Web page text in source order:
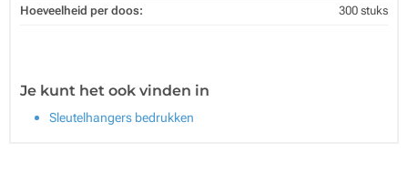
Hoeveelheid per doos: 300 stuks
Je kunt het ook vinden in
Sleutelhangers bedrukken